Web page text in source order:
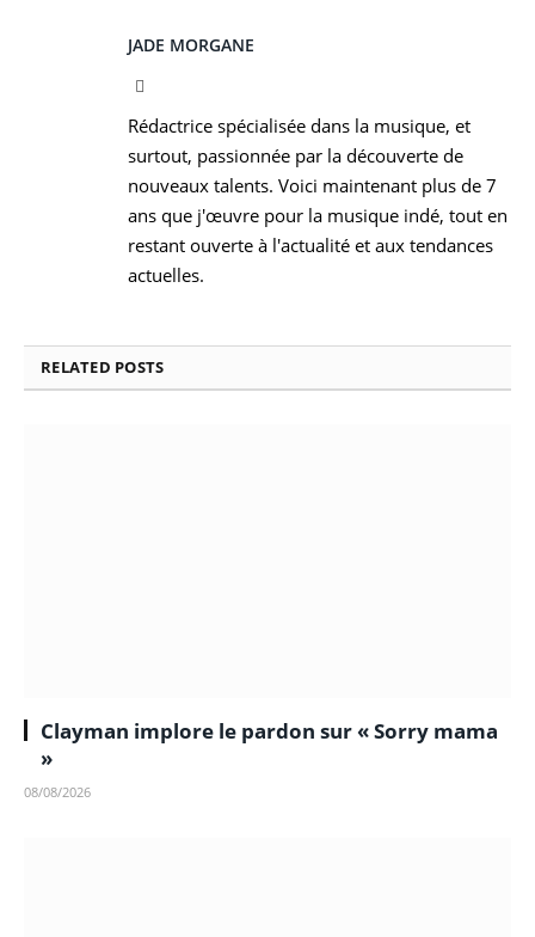
JADE MORGANE
Rédactrice spécialisée dans la musique, et
surtout, passionnée par la découverte de
nouveaux talents. Voici maintenant plus de 7
ans que j'œuvre pour la musique indé, tout en
restant ouverte à l'actualité et aux tendances
actuelles.
RELATED POSTS
Clayman implore le pardon sur « Sorry mama
»
08/08/2026